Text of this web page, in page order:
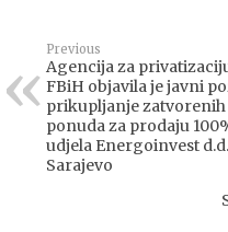
Previous
Agencija za
FBiH objavila je javni
prikupljanje zatvorenih
ponuda za prodaju
udjela Energoinvest d.d.
Sarajevo